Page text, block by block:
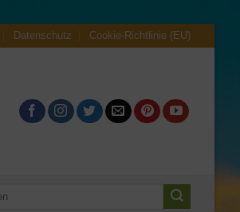
Datenschutz Cookie-Richtlinie (EU)